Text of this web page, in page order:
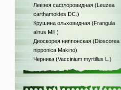
Левзея сафлоровидная (Leuzea
carthamoides DC.)
Крушина ольховидная (Frangula
alnus Mill.)
Диоскорея ниппонская (Dioscorea
nipponica Makino)
Черника (Vaccinium myrtillus L.)